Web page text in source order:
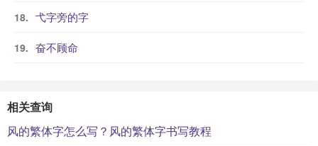
弋字旁的字
奋不顾命
相关查询
风的繁体字怎么写？风的繁体字书写教程